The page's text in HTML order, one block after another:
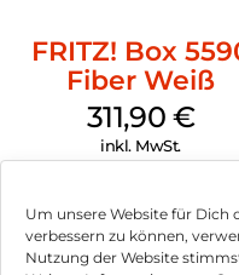
Um unsere Website für
verbessern zu können,
Nutzung der Website
FRITZ! Box
Fiber Weiß
311,90 €
inkl. MwSt.